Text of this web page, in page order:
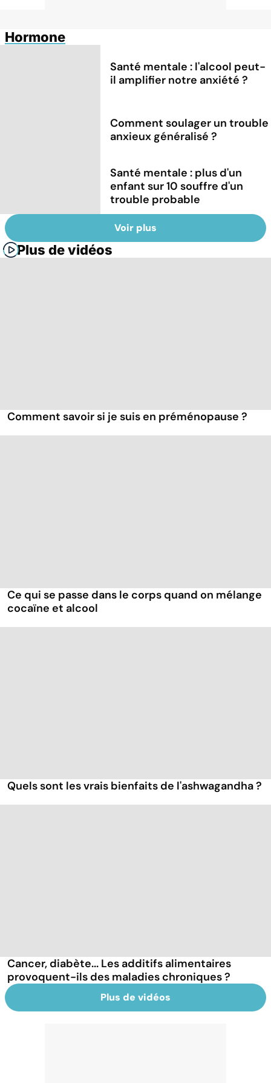
Hormone
Santé mentale : l'alcool peut-
il amplifier notre anxiété ?
Comment soulager un trouble
anxieux généralisé ?
Santé mentale : plus d'un
enfant sur 10 souffre d'un
trouble probable
Voir plus
Plus de vidéos
Comment savoir si je suis en préménopause ?
Ce qui se passe dans le corps quand on mélange
cocaïne et alcool
Quels sont les vrais bienfaits de l'ashwagandha ?
Cancer, diabète... Les additifs alimentaires
provoquent-ils des maladies chroniques ?
Plus de vidéos